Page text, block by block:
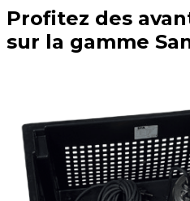
Profitez des
sur la gamme